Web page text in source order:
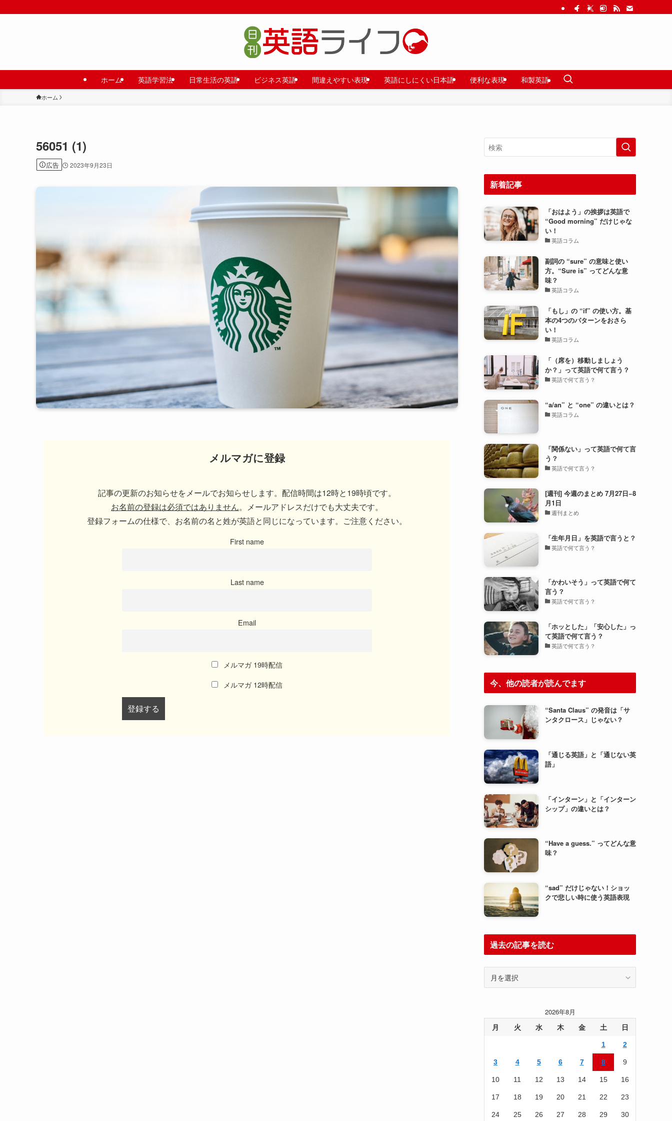
ホーム 英語学習法 日常生活の英語 ビジネス英語 間違えやすい表現 英語にしにくい日本語 便利な表現 和製英語
ホーム
56051 (1)
広告 2023年9月23日
メルマガに登録
記事の更新のお知らせをメールでお知らせします。配信時間は12時と19時頃です。
お名前の登録は必須ではありません。メールアドレスだけでも大丈夫です。
登録フォームの仕様で、お名前の名と姓が英語と同じになっています。ご注意ください。
First name
Last name
Email
メルマガ 19時配信
メルマガ 12時配信
新着記事
「おはよう」の挨拶は英語で
“Good morning” だけじゃな
い！
英語コラム
副詞の “sure” の意味と使い
方。“Sure is” ってどんな意
味？
英語コラム
「もし」の “if” の使い方。基
本の4つのパターンをおさら
い！
英語コラム
「（席を）移動しましょう
か？」って英語で何て言う？
英語で何て言う？
“a/an” と “one” の違いとは？
英語コラム
「関係ない」って英語で何て言
う？
英語で何て言う？
[週刊] 今週のまとめ 7月27日−8
月1日
週刊まとめ
「生年月日」を英語で言うと？
英語で何て言う？
「かわいそう」って英語で何て
言う？
英語で何て言う？
「ホッとした」「安心した」っ
て英語で何て言う？
英語で何て言う？
今、他の読者が読んでます
“Santa Claus” の発音は「サ
ンタクロース」じゃない？
「通じる英語」と「通じない英
語」
「インターン」と「インターン
シップ」の違いとは？
“Have a guess.” ってどんな意
味？
“sad” だけじゃない！ショッ
クで悲しい時に使う英語表現
過去の記事を読む
事
2026年8月
月 火 水 木 金 土 日
1 2
3 4 5 6 7 8 9
10 11 12 13 14 15 16
17 18 19 20 21 22 23
24 25 26 27 28 29 30